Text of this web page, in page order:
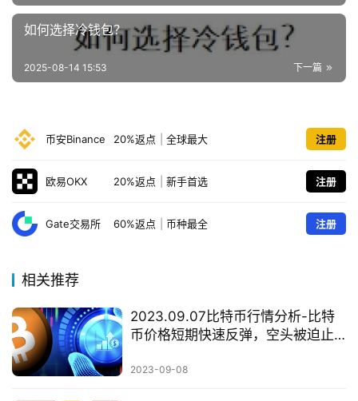
圈
新
行
情
分
析
圈
常
见
问
题
如何选择冷钱包？
下一篇
2025-08-14 15:53
币安Binance 20%返点 全球最大 注册
欧易OKX 20%返点 新手首选 注册
Gate交易所 60%返点 币种最全 注册
相关推荐
2023.09.07比特币行情分析-比特
币价格短期快速反弹，空头被迫止
金
2023-09-08